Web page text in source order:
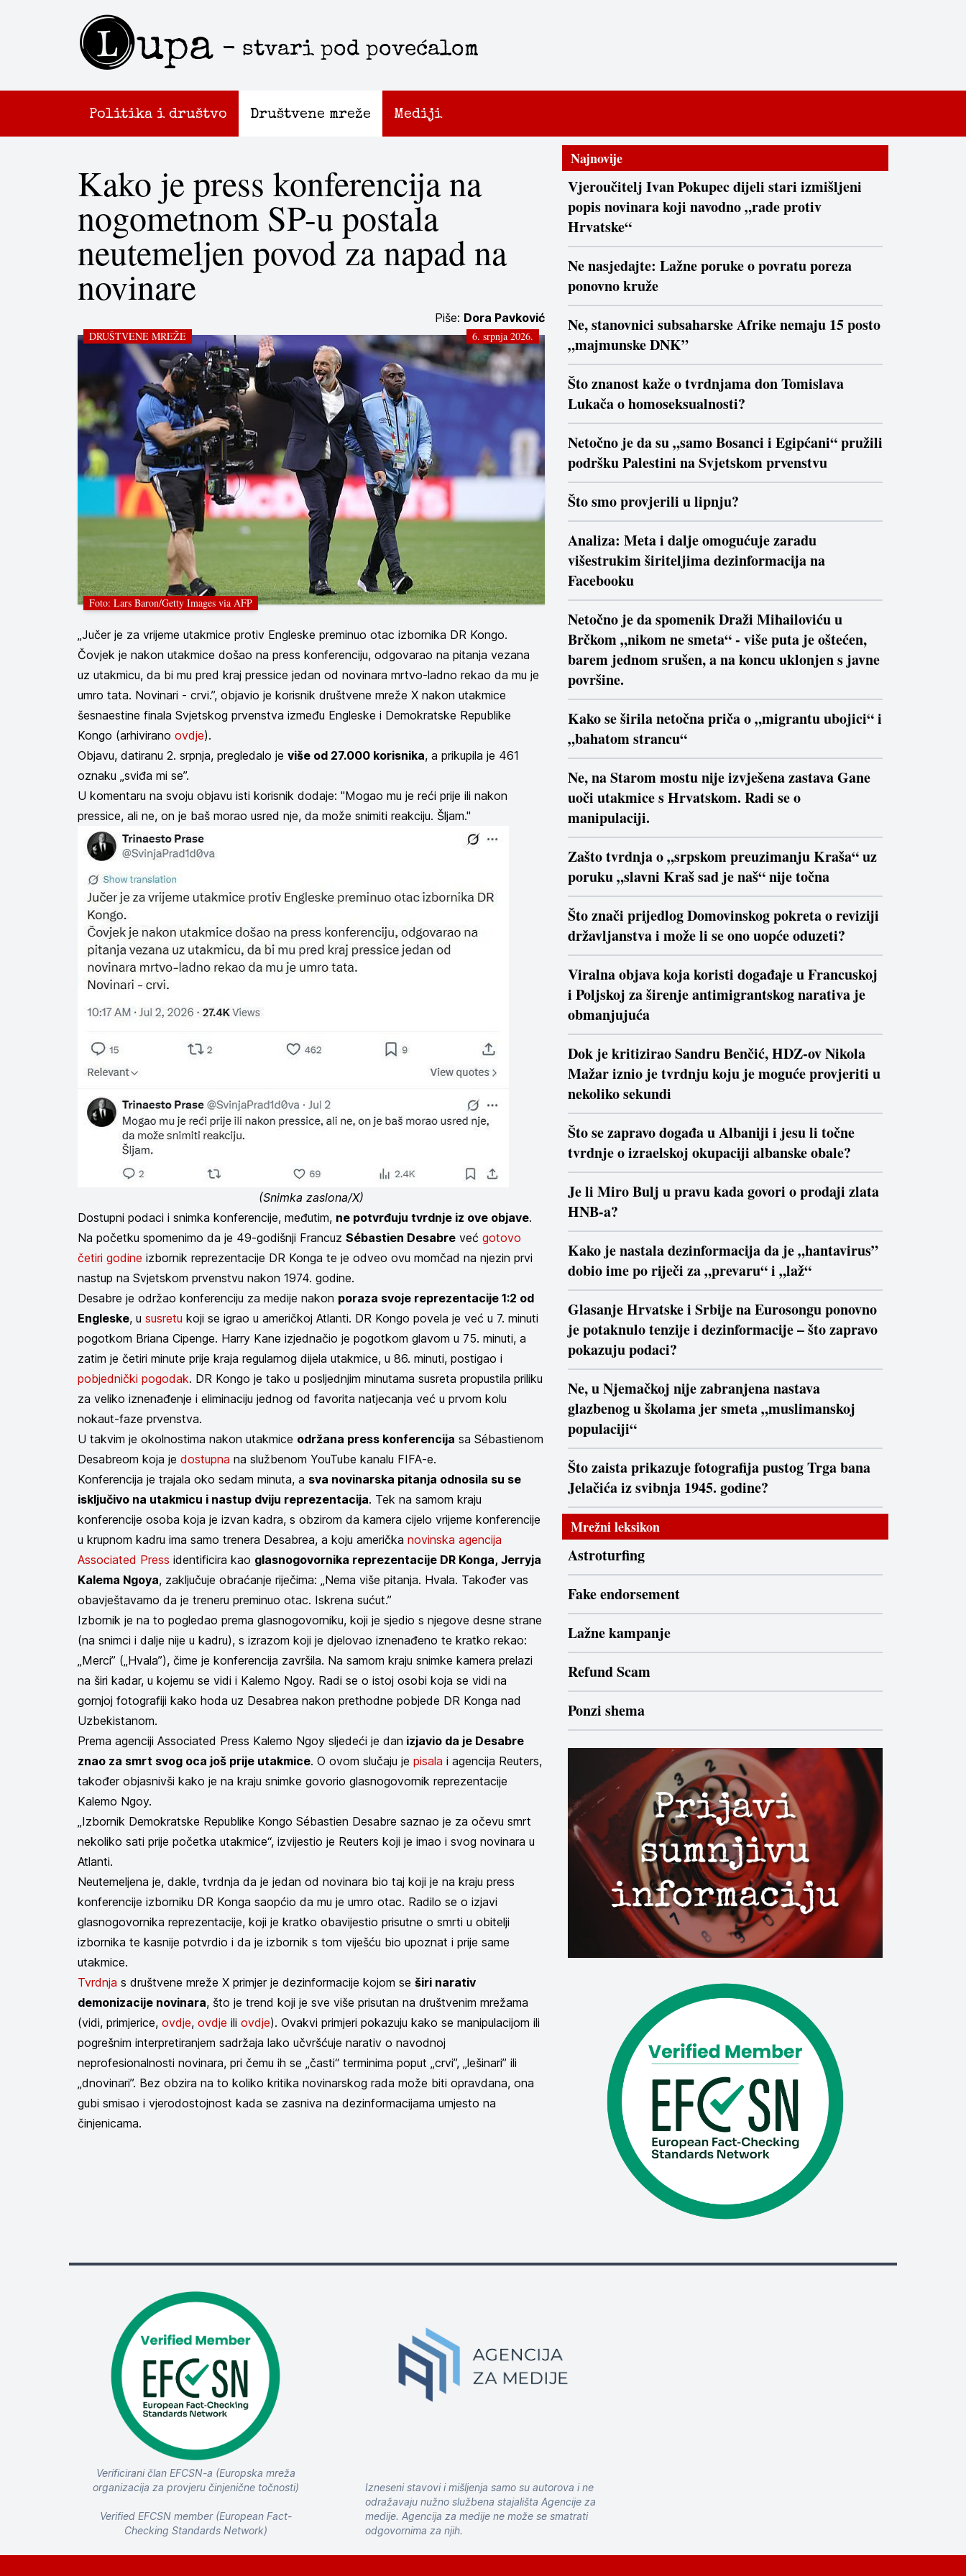
Lupa - stvari pod povećalom
Politika i društvo Društvene mreže Mediji
Kako je press konferencija na
nogometnom SP-u postala
neutemeljen povod za napad na
novinare
Piše: Dora Pavković
DRUŠTVENE MREŽE 6. srpnja 2026.
Foto: Lars Baron/Getty Images via AFP
„Jučer je za vrijeme utakmice protiv Engleske preminuo otac izbornika DR Kongo.
Čovjek je nakon utakmice došao na press konferenciju, odgovarao na pitanja vezana
uz utakmicu, da bi mu pred kraj pressice jedan od novinara mrtvo-ladno rekao da mu je
umro tata. Novinari - crvi.”, objavio je korisnik društvene mreže X nakon utakmice
šesnaestine finala Svjetskog prvenstva između Engleske i Demokratske Republike
Kongo (arhivirano ovdje).
Objavu, datiranu 2. srpnja, pregledalo je više od 27.000 korisnika, a prikupila je 461
oznaku „sviđa mi se”.
U komentaru na svoju objavu isti korisnik dodaje: "Mogao mu je reći prije ili nakon
pressice, ali ne, on je baš morao usred nje, da može snimiti reakciju. Šljam."
(Snimka zaslona/X)
Dostupni podaci i snimka konferencije, međutim, ne potvrđuju tvrdnje iz ove objave.
Na početku spomenimo da je 49-godišnji Francuz Sébastien Desabre već gotovo
četiri godine izbornik reprezentacije DR Konga te je odveo ovu momčad na njezin prvi
nastup na Svjetskom prvenstvu nakon 1974. godine.
Desabre je održao konferenciju za medije nakon poraza svoje reprezentacije 1:2 od
Engleske, u susretu koji se igrao u američkoj Atlanti. DR Kongo povela je već u 7. minuti
pogotkom Briana Cipenge. Harry Kane izjednačio je pogotkom glavom u 75. minuti, a
zatim je četiri minute prije kraja regularnog dijela utakmice, u 86. minuti, postigao i
pobjednički pogodak. DR Kongo je tako u posljednjim minutama susreta propustila priliku
za veliko iznenađenje i eliminaciju jednog od favorita natjecanja već u prvom kolu
nokaut-faze prvenstva.
U takvim je okolnostima nakon utakmice održana press konferencija sa Sébastienom
Desabreom koja je dostupna na službenom YouTube kanalu FIFA-e.
Konferencija je trajala oko sedam minuta, a sva novinarska pitanja odnosila su se
isključivo na utakmicu i nastup dviju reprezentacija. Tek na samom kraju
konferencije osoba koja je izvan kadra, s obzirom da kamera cijelo vrijeme konferencije
u krupnom kadru ima samo trenera Desabrea, a koju američka novinska agencija
Associated Press identificira kao glasnogovornika reprezentacije DR Konga, Jerryja
Kalema Ngoya, zaključuje obraćanje riječima: „Nema više pitanja. Hvala. Također vas
obavještavamo da je treneru preminuo otac. Iskrena sućut.”
Izbornik je na to pogledao prema glasnogovorniku, koji je sjedio s njegove desne strane
(na snimci i dalje nije u kadru), s izrazom koji je djelovao iznenađeno te kratko rekao:
„Merci” („Hvala”), čime je konferencija završila. Na samom kraju snimke kamera prelazi
na širi kadar, u kojemu se vidi i Kalemo Ngoy. Radi se o istoj osobi koja se vidi na
gornjoj fotografiji kako hoda uz Desabrea nakon prethodne pobjede DR Konga nad
Uzbekistanom.
Prema agenciji Associated Press Kalemo Ngoy sljedeći je dan izjavio da je Desabre
znao za smrt svog oca još prije utakmice. O ovom slučaju je pisala i agencija Reuters,
također objasnivši kako je na kraju snimke govorio glasnogovornik reprezentacije
Kalemo Ngoy.
„Izbornik Demokratske Republike Kongo Sébastien Desabre saznao je za očevu smrt
nekoliko sati prije početka utakmice“, izvijestio je Reuters koji je imao i svog novinara u
Atlanti.
Neutemeljena je, dakle, tvrdnja da je jedan od novinara bio taj koji je na kraju press
konferencije izborniku DR Konga saopćio da mu je umro otac. Radilo se o izjavi
glasnogovornika reprezentacije, koji je kratko obavijestio prisutne o smrti u obitelji
izbornika te kasnije potvrdio i da je izbornik s tom viješću bio upoznat i prije same
utakmice.
Tvrdnja s društvene mreže X primjer je dezinformacije kojom se širi narativ
demonizacije novinara, što je trend koji je sve više prisutan na društvenim mrežama
(vidi, primjerice, ovdje, ovdje ili ovdje). Ovakvi primjeri pokazuju kako se manipulacijom ili
pogrešnim interpretiranjem sadržaja lako učvršćuje narativ o navodnoj
neprofesionalnosti novinara, pri čemu ih se „časti“ terminima poput „crvi”, „lešinari” ili
„dnovinari”. Bez obzira na to koliko kritika novinarskog rada može biti opravdana, ona
gubi smisao i vjerodostojnost kada se zasniva na dezinformacijama umjesto na
činjenicama.
Najnovije
Vjeroučitelj Ivan Pokupec dijeli stari izmišljeni
popis novinara koji navodno „rade protiv
Hrvatske“
Ne nasjedajte: Lažne poruke o povratu poreza
ponovno kruže
Ne, stanovnici subsaharske Afrike nemaju 15 posto
„majmunske DNK”
Što znanost kaže o tvrdnjama don Tomislava
Lukača o homoseksualnosti?
Netočno je da su „samo Bosanci i Egipćani“ pružili
podršku Palestini na Svjetskom prvenstvu
Što smo provjerili u lipnju?
Analiza: Meta i dalje omogućuje zaradu
višestrukim širiteljima dezinformacija na
Facebooku
Netočno je da spomenik Draži Mihailoviću u
Brčkom „nikom ne smeta“ - više puta je oštećen,
barem jednom srušen, a na koncu uklonjen s javne
površine.
Kako se širila netočna priča o „migrantu ubojici“ i
„bahatom strancu“
Ne, na Starom mostu nije izvješena zastava Gane
uoči utakmice s Hrvatskom. Radi se o
manipulaciji.
Zašto tvrdnja o „srpskom preuzimanju Kraša“ uz
poruku „slavni Kraš sad je naš“ nije točna
Što znači prijedlog Domovinskog pokreta o reviziji
državljanstva i može li se ono uopće oduzeti?
Viralna objava koja koristi događaje u Francuskoj
i Poljskoj za širenje antimigrantskog narativa je
obmanjujuća
Dok je kritizirao Sandru Benčić, HDZ-ov Nikola
Mažar iznio je tvrdnju koju je moguće provjeriti u
nekoliko sekundi
Što se zapravo događa u Albaniji i jesu li točne
tvrdnje o izraelskoj okupaciji albanske obale?
Je li Miro Bulj u pravu kada govori o prodaji zlata
HNB-a?
Kako je nastala dezinformacija da je „hantavirus”
dobio ime po riječi za „prevaru“ i „laž“
Glasanje Hrvatske i Srbije na Eurosongu ponovno
je potaknulo tenzije i dezinformacije – što zapravo
pokazuju podaci?
Ne, u Njemačkoj nije zabranjena nastava
glazbenog u školama jer smeta „muslimanskoj
populaciji“
Što zaista prikazuje fotografija pustog Trga bana
Jelačića iz svibnja 1945. godine?
Mrežni leksikon
Astroturfing
Fake endorsement
Lažne kampanje
Refund Scam
Ponzi shema
Verificirani član EFCSN-a (Europska mreža
organizacija za provjeru činjenične točnosti)
Verified EFCSN member (European Fact-
Checking Standards Network)
Izneseni stavovi i mišljenja samo su autorova i ne
odražavaju nužno službena stajališta Agencije za
medije. Agencija za medije ne može se smatrati
odgovornima za njih.